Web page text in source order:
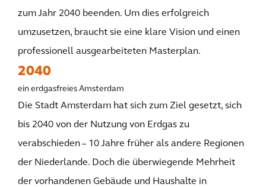
zum Jahr 2040 beenden. Um dies erfolgreich
umzusetzen, braucht sie eine klare Vision und einen
professionell ausgearbeiteten Masterplan.
2040
ein erdgasfreies Amsterdam
Die Stadt Amsterdam hat sich zum Ziel gesetzt, sich
bis 2040 von der Nutzung von Erdgas zu
verabschieden – 10 Jahre früher als andere Regionen
der Niederlande. Doch die überwiegende Mehrheit
der vorhandenen Gebäude und Haushalte in